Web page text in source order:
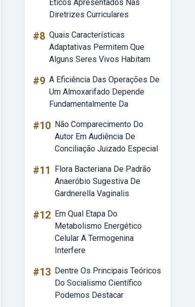
Eticos Apresentados Nas
Diretrizes Curriculares
#8 Quais Características
Adaptativas Permitem Que
Alguns Seres Vivos Habitam
#9 A Eficiência Das Operações De
Um Almoxarifado Depende
Fundamentalmente Da
#10 Não Comparecimento Do
Autor Em Audiência De
Conciliação Juizado Especial
#11
Flora Bacteriana De Padrão
Anaeróbio Sugestiva De
Gardnerella Vaginalis
#12 Em Qual Etapa Do
Metabolismo Energético
Celular A Termogenina
Interfere
#13 Dentre Os Principais Teóricos
Do Socialismo Científico
Podemos Destacar